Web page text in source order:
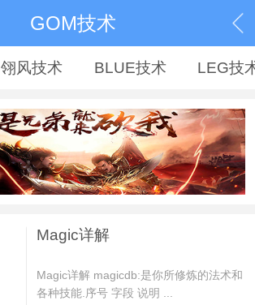
GOM技术
翎风技术 BLUE技术 LEG技
Magic详解
Magic详解 magicdb:是你所修炼的法术和
各种技能.序号 字段 说明 ...